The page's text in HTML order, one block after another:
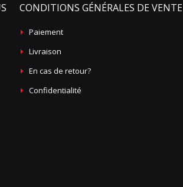
CONDITIONS GÉNÉRALES DE VENTE
Paiement
Livraison
En cas de retour?
Confidentialité